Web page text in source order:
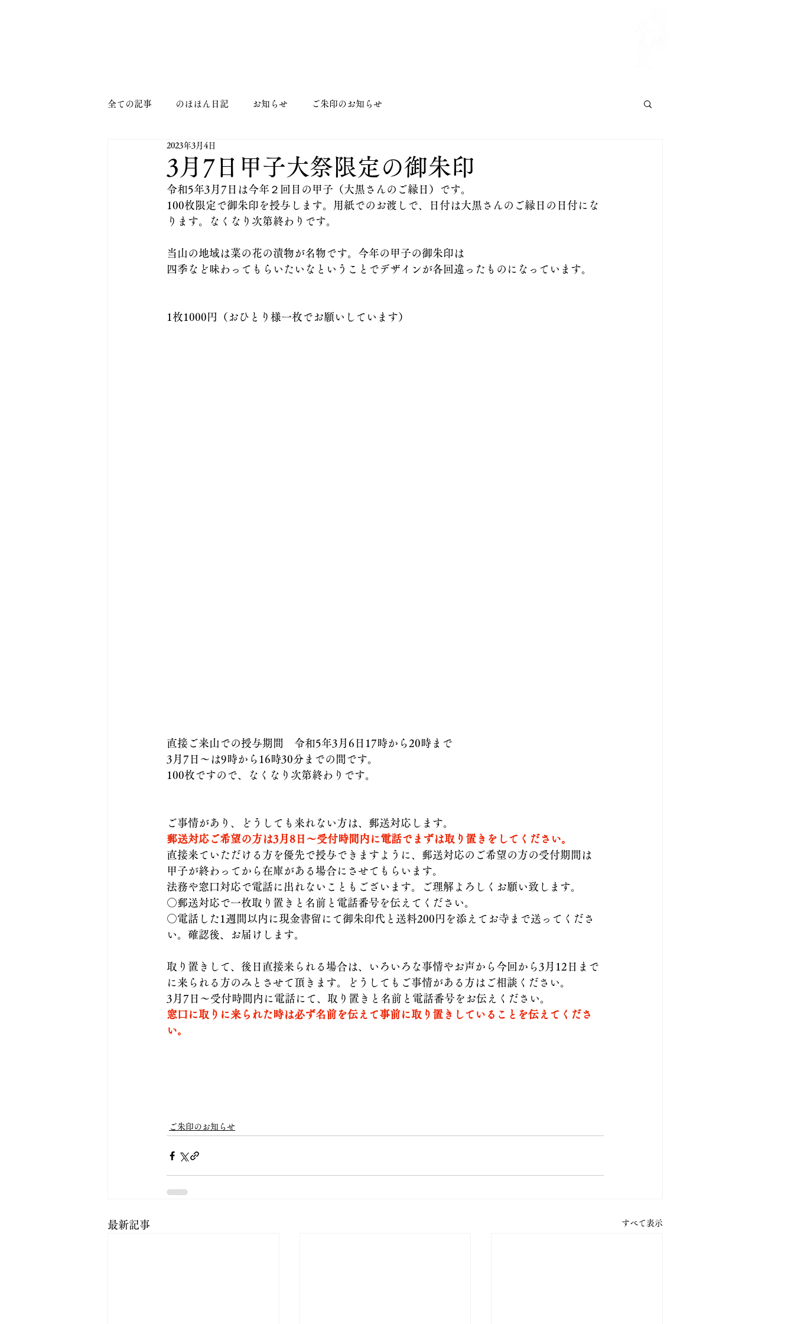
全ての記事 のほほん日記 お知らせ ご朱印のお知らせ
3月7日甲子大祭限定の御朱印
2023年3月4日
令和5年3月7日は今年２回目の甲子（大黒さんのご縁日）です。
100枚限定で御朱印を授与します。用紙でのお渡しで、日付は大黒さんのご縁日の日付にな
ります。なくなり次第終わりです。
当山の地域は菜の花の漬物が名物です。今年の甲子の御朱印は
四季など味わってもらいたいなということでデザインが各回違ったものになっています。
1枚1000円（おひとり様一枚でお願いしています）
直接ご来山での授与期間　令和5年3月6日17時から20時まで
3月7日〜は9時から16時30分までの間です。
100枚ですので、なくなり次第終わりです。
ご事情があり、どうしても来れない方は、郵送対応します。
郵送対応ご希望の方は3月8日〜受付時間内に電話でまずは取り置きをしてください。
直接来ていただける方を優先で授与できますように、郵送対応のご希望の方の受付期間は
甲子が終わってから在庫がある場合にさせてもらいます。
法務や窓口対応で電話に出れないこともございます。ご理解よろしくお願い致します。
○郵送対応で一枚取り置きと名前と電話番号を伝えてください。
○電話した1週間以内に現金書留にて御朱印代と送料200円を添えてお寺まで送ってくださ
い。確認後、お届けします。
取り置きして、後日直接来られる場合は、いろいろな事情やお声から今回から3月12日まで
に来られる方のみとさせて頂きます。どうしてもご事情がある方はご相談ください。
3月7日〜受付時間内に電話にて、取り置きと名前と電話番号をお伝えください。
窓口に取りに来られた時は必ず名前を伝えて事前に取り置きしていることを伝えてくださ
い。
ご朱印のお知らせ
最新記事 すべて表示